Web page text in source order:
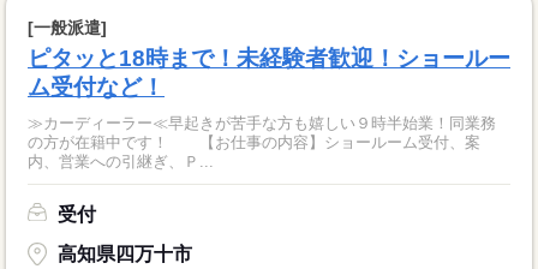
[一般派遣]
ピタッと18時まで！未経験者歓迎！ショールー
ム受付など！
≫カーディーラー≪早起きが苦手な方も嬉しい９時半始業！同業務
の方が在籍中です！ 【お仕事の内容】ショールーム受付、案
内、営業への引継ぎ、Ｐ...
受付
高知県四万十市